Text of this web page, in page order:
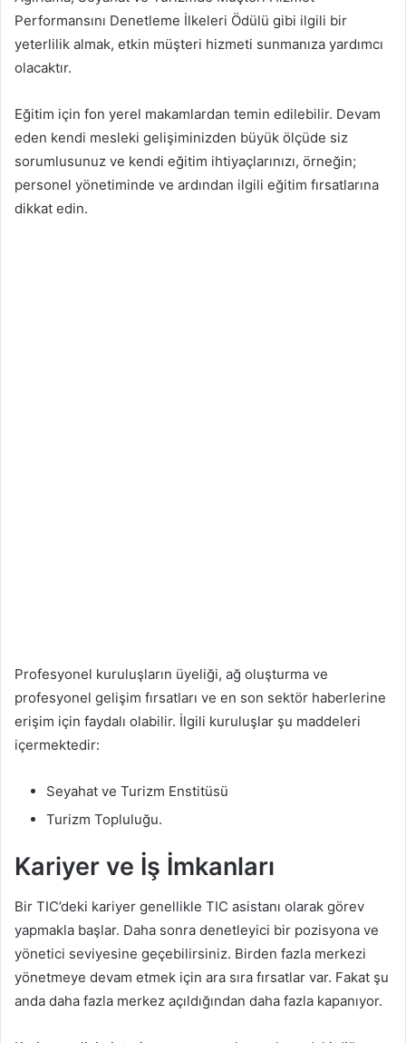
Performansını Denetleme İlkeleri Ödülü gibi ilgili bir
yeterlilik almak, etkin müşteri hizmeti sunmanıza yardımcı
olacaktır.
Eğitim için fon yerel makamlardan temin edilebilir. Devam
eden kendi mesleki gelişiminizden büyük ölçüde siz
sorumlusunuz ve kendi eğitim ihtiyaçlarınızı, örneğin;
personel yönetiminde ve ardından ilgili eğitim fırsatlarına
dikkat edin.
Profesyonel kuruluşların üyeliği, ağ oluşturma ve
profesyonel gelişim fırsatları ve en son sektör haberlerine
erişim için faydalı olabilir. İlgili kuruluşlar şu maddeleri
içermektedir:
Seyahat ve Turizm Enstitüsü
Turizm Topluluğu.
Kariyer ve İş İmkanları
Bir TIC’deki kariyer genellikle TIC asistanı olarak görev
yapmakla başlar. Daha sonra denetleyici bir pozisyona ve
yönetici seviyesine geçebilirsiniz. Birden fazla merkezi
yönetmeye devam etmek için ara sıra fırsatlar var. Fakat şu
anda daha fazla merkez açıldığından daha fazla kapanıyor.